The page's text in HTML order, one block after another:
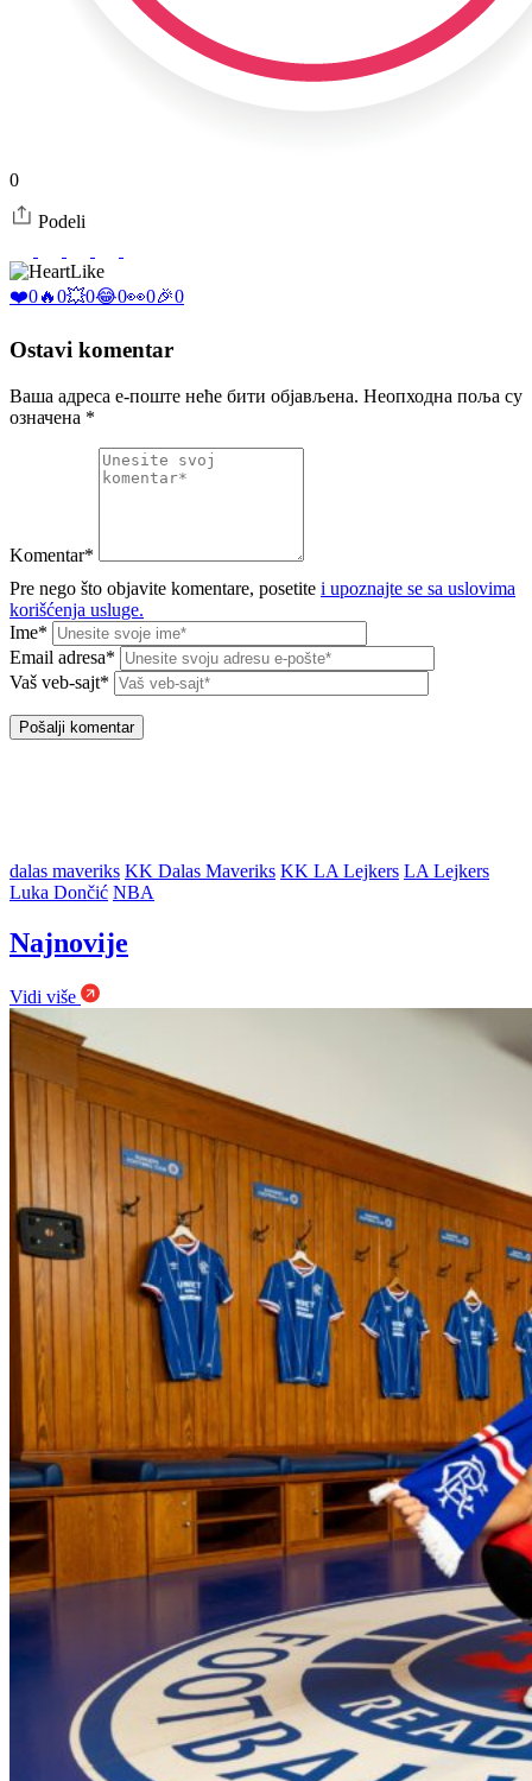
0
Podeli
Like
❤️0🔥0💥0😂0👀0🎉0
Ostavi komentar
Ваша адреса е-поште неће бити објављена. Неопходна поља су
означена *
Komentar*
Pre nego što objavite komentare, posetite i upoznajte se sa uslovima
korišćenja usluge.
Ime*
Email adresa*
Vaš veb-sajt*
dalas maveriks KK Dalas Maveriks KK LA Lejkers LA Lejkers
Luka Dončić NBA
Najnovije
Vidi više